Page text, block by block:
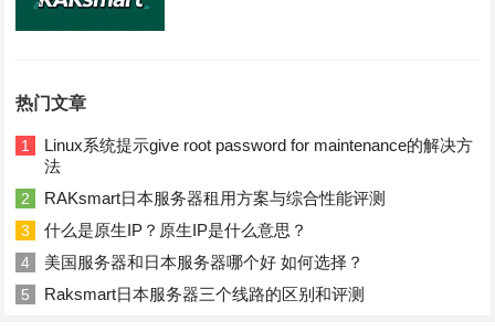
热门文章
1
Linux系统提示give root password for maintenance的解决方
法
2 RAKsmart日本服务器租用方案与综合性能评测
3 什么是原生IP？原生IP是什么意思？
4 美国服务器和日本服务器哪个好 如何选择？
5 Raksmart日本服务器三个线路的区别和评测